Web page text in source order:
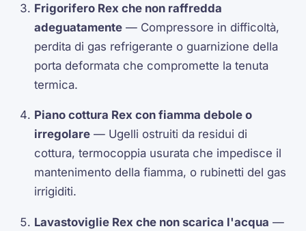
Frigorifero Rex che non raffredda
adeguatamente — Compressore in difficoltà,
perdita di gas refrigerante o guarnizione della
porta deformata che compromette la tenuta
termica.
Piano cottura Rex con fiamma debole o
irregolare — Ugelli ostruiti da residui di
cottura, termocoppia usurata che impedisce il
mantenimento della fiamma, o rubinetti del gas
irrigiditi.
Lavastoviglie Rex che non scarica l'acqua —